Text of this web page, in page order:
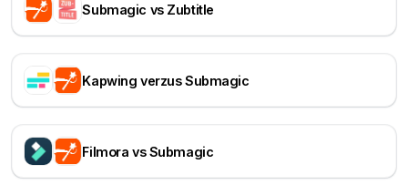
Submagic vs Zubtitle
Kapwing verzus Submagic
Filmora vs Submagic